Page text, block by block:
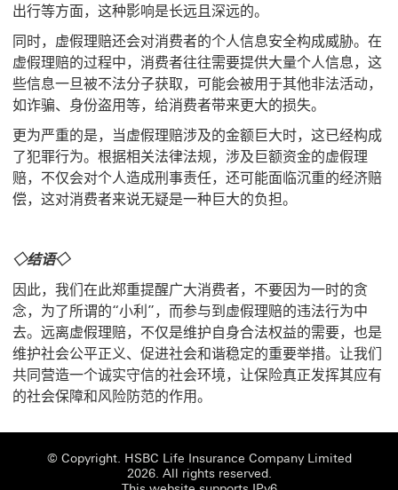
出行等方面，这种影响是长远且深远的。
同时，虚假理赔还会对消费者的个人信息安全构成威胁。在
虚假理赔的过程中，消费者往往需要提供大量个人信息，这
些信息一旦被不法分子获取，可能会被用于其他非法活动，
如诈骗、身份盗用等，给消费者带来更大的损失。
更为严重的是，当虚假理赔涉及的金额巨大时，这已经构成
了犯罪行为。根据相关法律法规，涉及巨额资金的虚假理
赔，不仅会对个人造成刑事责任，还可能面临沉重的经济赔
偿，这对消费者来说无疑是一种巨大的负担。
◇结语◇
因此，我们在此郑重提醒广大消费者，不要因为一时的贪
念，为了所谓的“小利”，而参与到虚假理赔的违法行为中
去。远离虚假理赔，不仅是维护自身合法权益的需要，也是
维护社会公平正义、促进社会和谐稳定的重要举措。让我们
共同营造一个诚实守信的社会环境，让保险真正发挥其应有
的社会保障和风险防范的作用。
© Copyright. HSBC Life Insurance Company Limited
2026. All rights reserved.